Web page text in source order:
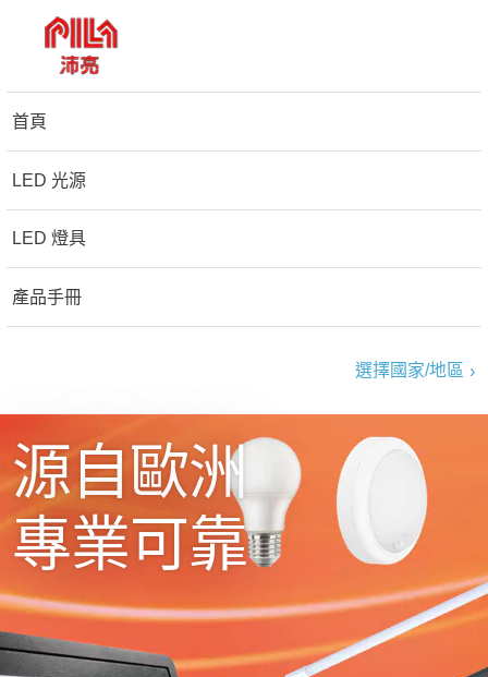
首頁
LED 光源
LED 燈具
產品手冊
選擇國家/地區
源自歐洲
專業可靠